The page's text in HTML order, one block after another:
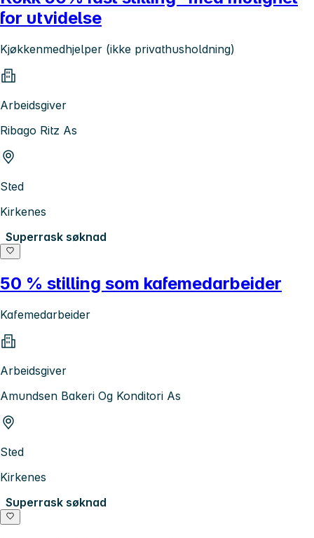
for utvidelse
Kjøkkenmedhjelper (ikke privathusholdning)
Arbeidsgiver
Ribago Ritz As
Sted
Kirkenes
Superrask søknad
50 % stilling som kafemedarbeider
Kafemedarbeider
Arbeidsgiver
Amundsen Bakeri Og Konditori As
Sted
Kirkenes
Superrask søknad